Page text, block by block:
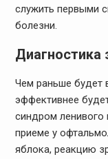
служить первыми
болезни.
Диагностика
Чем раньше будет
эффективнее
синдром ленивого
приеме у
яблока, реакцию